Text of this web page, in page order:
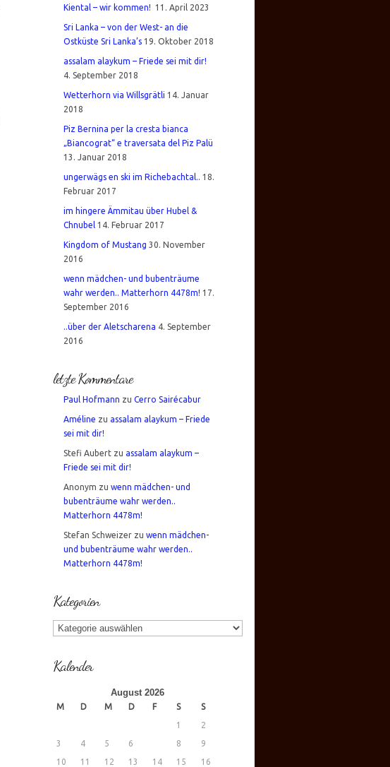
Kiental – wir kommen! 11. April 2023
Sri Lanka – von der West- an die
Ostküste Sri Lanka’s 19. Oktober 2018
assalam alaykum – Friede sei mit dir!
4. September 2018
Wetterhorn via Willsgrätli 14. Januar
2018
Piz Bernina per la cresta bianca
„Biancograt“ e traversata del Piz Palü
13. Januar 2018
ungerwägs en ski im Richebachtal.. 18.
Februar 2017
im hingere Ämmitau über Hubel &
Chnubel 14. Februar 2017
Kingdom of Mustang 30. November
2016
wenn mädchen- und bubenträume
wahr werden.. Matterhorn 4478m! 17.
September 2016
..über der Aletscharena 4. September
2016
letzte Kommentare
Paul Hofmann zu Cerro Sairécabur
Améline zu assalam alaykum – Friede
sei mit dir!
Stefi Aubert zu assalam alaykum –
Friede sei mit dir!
Anonym zu wenn mädchen- und
bubenträume wahr werden..
Matterhorn 4478m!
Stefan Schweizer zu wenn mädchen-
und bubenträume wahr werden..
Matterhorn 4478m!
Kategorien
Kategorien
Kalender
August 2026
M D M D F S
S
1
2
3
4 5 6 8
9
10
11 12 13 14 15
16